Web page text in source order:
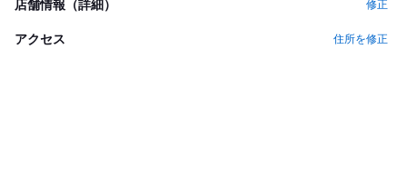
店舗情報（詳細） 修正
アクセス 住所を修正